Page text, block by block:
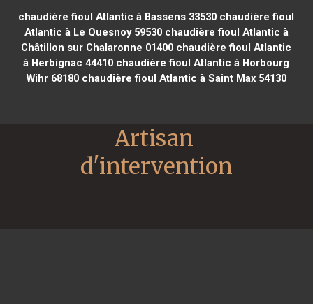
chaudière fioul Atlantic à Bassens 33530 chaudière fioul
Atlantic à Le Quesnoy 59530chaudière fioul Atlantic à
Châtillon sur Chalaronne 01400 chaudière fioul Atlantic
à Herbignac 44410 chaudière fioul Atlantic à Horbourg
Wihr 68180chaudière fioul Atlantic à Saint Max 54130
Artisan
d'intervention